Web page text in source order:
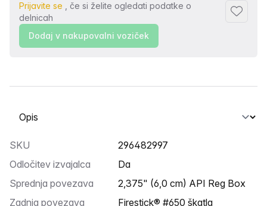
Prijavite se , če si želite ogledati podatke o
delnicah
Dodaj
Dodaj v nakupovalni voziček
Izberite zavihek
SKU
296482997
Odločitev izvajalca
Da
Sprednja povezava
2,375" (6,0 cm) API Reg Box
Zadnja povezava
Firestick® #650 škatla